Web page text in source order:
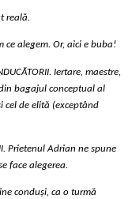
reală.
ce alegem. Or, aici e buba!
Iertare, maestre,
bagajul conceptual al
cel de elită (exceptând
Prietenul Adrian ne spune
face alegerea.
conduși, ca o turmă